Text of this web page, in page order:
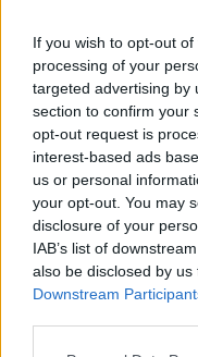
If you wish to opt-out
processing of your
targeted advertising by
section to confirm your
opt-out request is
interest-based ads
us or personal
your opt-out. You may
disclosure of your
IAB’s list of
also be disclosed by
Downstream
Σχετικό ρεπορτάζ
Πρωταθλητή»
εκμυστηρευθεί σε
Ραϊόλα, o
ατζέντη για τον